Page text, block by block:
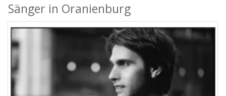
Sänger in Oranienburg